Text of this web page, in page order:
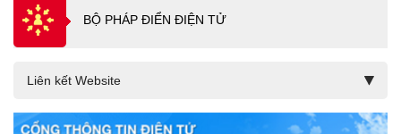
BỘ PHÁP ĐIỂN ĐIỆN TỬ